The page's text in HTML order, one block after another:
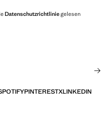
Datenschutzrichtliniegelesen
PINTERESTXLINKEDIN